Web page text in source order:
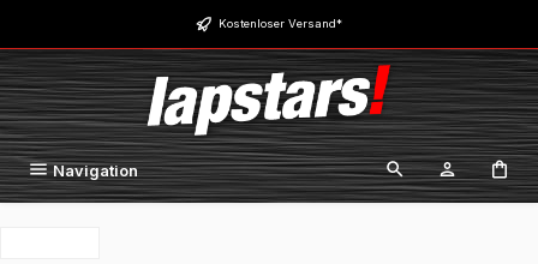
Zum Hauptinhalt springen Kostenloser Versand*
Navigation